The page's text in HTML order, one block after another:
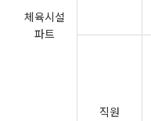
체육시설
파트
직원